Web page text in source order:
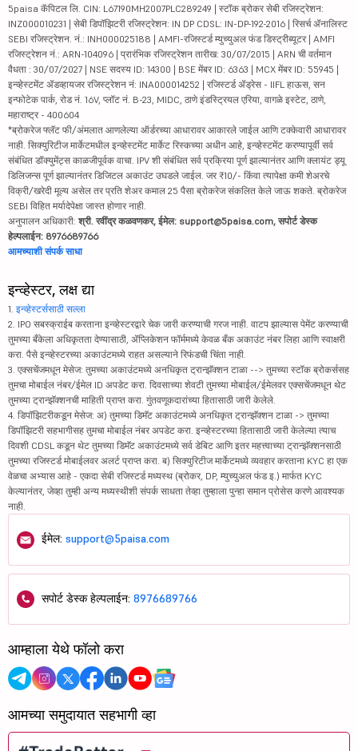
5paisa कॅपिटल लि. CIN: L67190MH2007PLC289249 | स्टॉक ब्रोकर सेबी रजिस्ट्रेशन:
INZ000010231 | सेबी डिपॉझिटरी रजिस्ट्रेशन: IN DP CDSL: IN-DP-192-2016 | रिसर्च ॲनालिस्ट
SEBI रजिस्ट्रेशन. नं.: INH000025188 | AMFI-रजिस्टर्ड म्युच्युअल फंड डिस्ट्रीब्यूटर | AMFI
रजिस्ट्रेशन नं.: ARN-104096 | प्रारंभिक रजिस्ट्रेशन तारीख: 30/07/2015 | ARN ची वर्तमान
वैधता : 30/07/2027 | NSE सदस्य ID: 14300 | BSE मेंबर ID: 6363 | MCX मेंबर ID: 55945 |
इन्व्हेस्टमेंट ॲडव्हायजर रजिस्ट्रेशन नं: INA000014252 | रजिस्टर्ड ॲड्रेस - IIFL हाऊस, सन
इन्फोटेक पार्क, रोड नं. 16V, प्लॉट नं. B-23, MIDC, ठाणे इंडस्ट्रियल एरिया, वागळे इस्टेट, ठाणे,
महाराष्ट्र - 400604
*ब्रोकरेज फ्लॅट फी/अंमलात आणलेल्या ऑर्डरच्या आधारावर आकारले जाईल आणि टक्केवारी आधारावर
नाही. सिक्युरिटीज मार्केटमधील इन्व्हेस्टमेंट मार्केट रिस्कच्या अधीन आहे, इन्व्हेस्टमेंट करण्यापूर्वी सर्व
संबंधित डॉक्युमेंट्स काळजीपूर्वक वाचा. IPV शी संबंधित सर्व प्रक्रिया पूर्ण झाल्यानंतर आणि क्लायंट ड्यू
डिलिजन्स पूर्ण झाल्यानंतर डिजिटल अकाउंट उघडले जाईल. जर ₹10/- किंवा त्यापेक्षा कमी शेअरचे
विक्री/खरेदी मूल्य असेल तर प्रति शेअर कमाल 25 पैसा ब्रोकरेज संकलित केले जाऊ शकते. ब्रोकरेज
SEBI विहित मर्यादेपेक्षा जास्त होणार नाही.
अनुपालन अधिकारी: श्री. रवींद्र कळवणकर, ईमेल: support@5paisa.com, सपोर्ट डेस्क
हेल्पलाईन: 8976689766
आमच्याशी संपर्क साधा
इन्व्हेस्टर, लक्ष द्या
1. इन्व्हेस्टर्ससाठी सल्ला
2. IPO सबस्क्राईब करताना इन्व्हेस्टरद्वारे चेक जारी करण्याची गरज नाही. वाटप झाल्यास पेमेंट करण्याची
तुमच्या बँकेला अधिकृतता देण्यासाठी, ॲप्लिकेशन फॉर्ममध्ये केवळ बँक अकाउंट नंबर लिहा आणि स्वाक्षरी
करा. पैसे इन्व्हेस्टरच्या अकाउंटमध्ये राहत असल्याने रिफंडची चिंता नाही.
3. एक्सचेंजमधून मेसेज: तुमच्या अकाउंटमध्ये अनधिकृत ट्रान्झॅक्शन टाळा --> तुमच्या स्टॉक ब्रोकर्ससह
तुमचा मोबाईल नंबर/ईमेल ID अपडेट करा. दिवसाच्या शेवटी तुमच्या मोबाईल/ईमेलवर एक्सचेंजमधून थेट
तुमच्या ट्रान्झॅक्शनची माहिती प्राप्त करा. गुंतवणूकदारांच्या हितासाठी जारी केलेले.
4. डिपॉझिटरीकडून मेसेज: अ) तुमच्या डिमॅट अकाउंटमध्ये अनधिकृत ट्रान्झॅक्शन टाळा -> तुमच्या
डिपॉझिटरी सहभागीसह तुमचा मोबाईल नंबर अपडेट करा. इन्व्हेस्टरच्या हितासाठी जारी केलेल्या त्याच
दिवशी CDSL कडून थेट तुमच्या डिमॅट अकाउंटमध्ये सर्व डेबिट आणि इतर महत्त्वाच्या ट्रान्झॅक्शनसाठी
तुमच्या रजिस्टर्ड मोबाईलवर अलर्ट प्राप्त करा. ब) सिक्युरिटीज मार्केटमध्ये व्यवहार करताना KYC हा एक
वेळचा अभ्यास आहे - एकदा सेबी रजिस्टर्ड मध्यस्थ (ब्रोकर, DP, म्युच्युअल फंड इ.) मार्फत KYC
केल्यानंतर, जेव्हा तुम्ही अन्य मध्यस्थीशी संपर्क साधता तेव्हा तुम्हाला पुन्हा समान प्रोसेस करणे आवश्यक
नाही.
ईमेल: support@5paisa.com
सपोर्ट डेस्क हेल्पलाईन: 8976689766
आम्हाला येथे फॉलो करा
आमच्या समुदायात सहभागी व्हा